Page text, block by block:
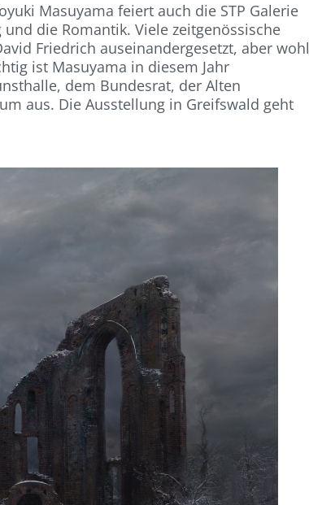
Masuyama feiert auch die STP Galerie
die Romantik. Viele zeitgenössische
Friedrich auseinandergesetzt, aber wohl
ist Masuyama in diesem Jahr
dem Bundesrat, der Alten
aus. Die Ausstellung in Greifswald geht